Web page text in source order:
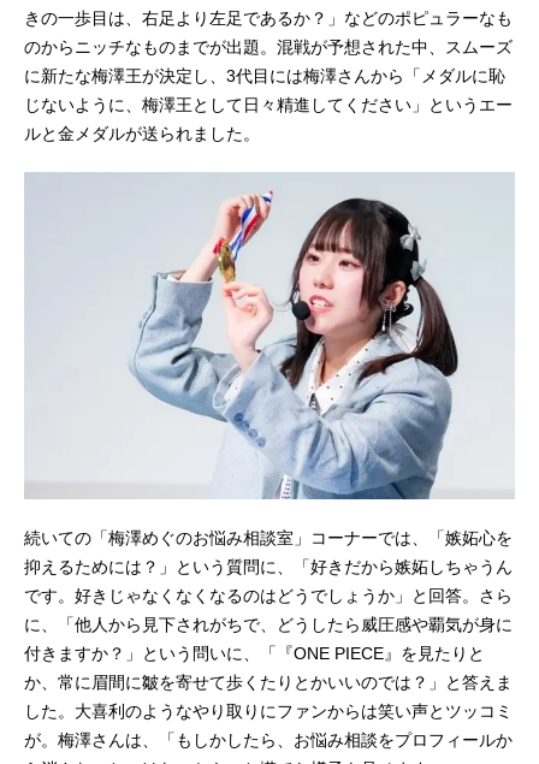
きの一歩目は、右足より左足であるか？」などのポピュラーなも
のからニッチなものまでが出題。混戦が予想された中、スムーズ
に新たな梅澤王が決定し、3代目には梅澤さんから「メダルに恥
じないように、梅澤王として日々精進してください」というエー
ルと金メダルが送られました。
続いての「梅澤めぐのお悩み相談室」コーナーでは、「嫉妬心を
抑えるためには？」という質問に、「好きだから嫉妬しちゃうん
です。好きじゃなくなくなるのはどうでしょうか」と回答。さら
に、「他人から見下されがちで、どうしたら威圧感や覇気が身に
付きますか？」という問いに、「『ONE PIECE』を見たりと
か、常に眉間に皺を寄せて歩くたりとかいいのでは？」と答えま
した。大喜利のようなやり取りにファンからは笑い声とツッコミ
が。梅澤さんは、「もしかしたら、お悩み相談をプロフィールか